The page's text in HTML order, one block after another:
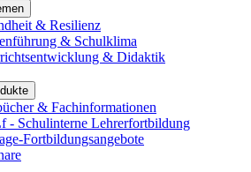
& Resilienz
& Schulklima
& Didaktik
& Fachinformationen
- Schulinterne Lehrerfortbildung
Fortbildungsangebote